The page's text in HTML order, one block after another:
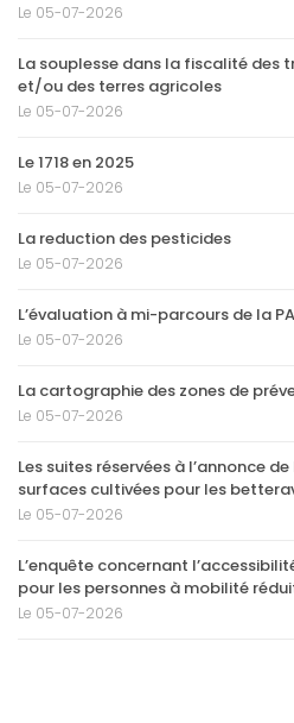
Le 05-07-2026
La souplesse dans la fiscalité des
et/ou des terres agricoles
Le 05-07-2026
Le 1718 en 2025
Le 05-07-2026
La reduction des pesticides
Le 05-07-2026
L’évaluation à mi-parcours de la
Le 05-07-2026
La cartographie des zones de
Le 05-07-2026
Les suites réservées à l’annonce
surfaces cultivées pour les
Le 05-07-2026
L’enquête concernant
pour les personnes à mobilité
Le 05-07-2026